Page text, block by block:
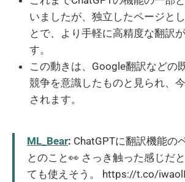
いましたが、独立したページと
とで、より手軽に高精度な翻訳
す。
この動きは、Google翻訳などの
競争を意識したものと見られ、
されます。
ML_Bear: ChatGPTに翻訳機能の
とのこと👀 さっき触った感じだ
ても使えそう。 https://t.co/